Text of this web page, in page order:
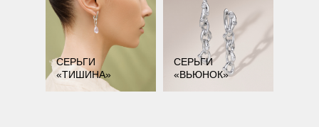
СЕРЬГИ
«ТИШИНА»
СЕРЬГИ
«ВЬЮНОК»